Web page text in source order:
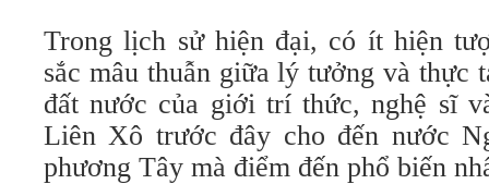
Trong lịch sử hiện đại, có ít hiện
sắc mâu thuẫn giữa lý tưởng và thực
đất nước của giới trí thức, nghệ sĩ
Liên Xô trước đây cho đến nước
phương Tây mà điểm đến phổ biến